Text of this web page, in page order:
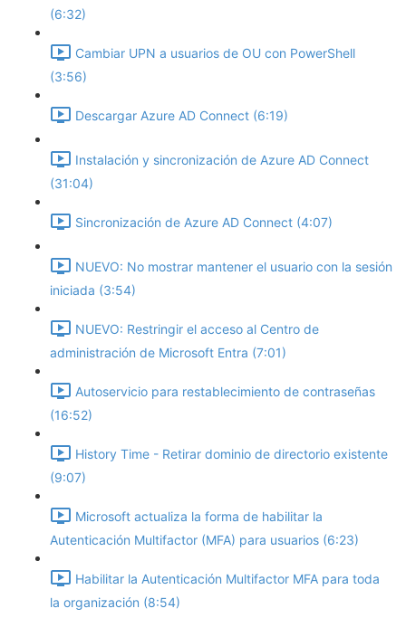
(6:32)
Cambiar UPN a usuarios de OU con PowerShell
(3:56)
Descargar Azure AD Connect (6:19)
Instalación y sincronización de Azure AD Connect
(31:04)
Sincronización de Azure AD Connect (4:07)
NUEVO: No mostrar mantener el usuario con la sesión
iniciada (3:54)
NUEVO: Restringir el acceso al Centro de
administración de Microsoft Entra (7:01)
Autoservicio para restablecimiento de contraseñas
(16:52)
History Time - Retirar dominio de directorio existente
(9:07)
Microsoft actualiza la forma de habilitar la
Autenticación Multifactor (MFA) para usuarios (6:23)
Habilitar la Autenticación Multifactor MFA para toda
la organización (8:54)